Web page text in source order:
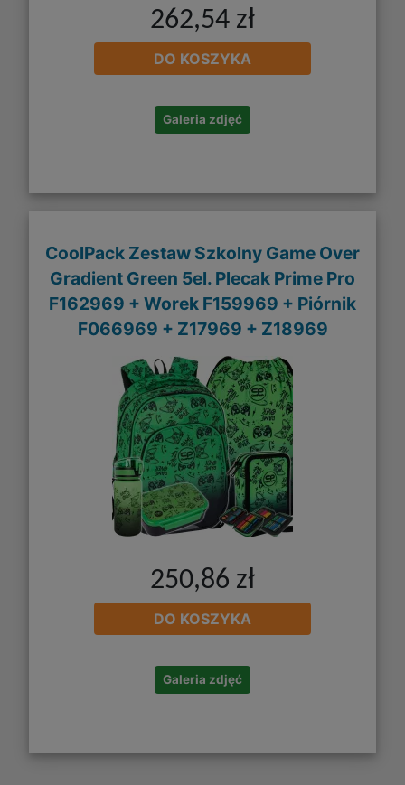
262,54 zł
DO KOSZYKA
Galeria zdjęć
CoolPack Zestaw Szkolny Game Over
Gradient Green 5el. Plecak Prime Pro
F162969 + Worek F159969 + Piórnik
F066969 + Z17969 + Z18969
250,86 zł
DO KOSZYKA
Galeria zdjęć